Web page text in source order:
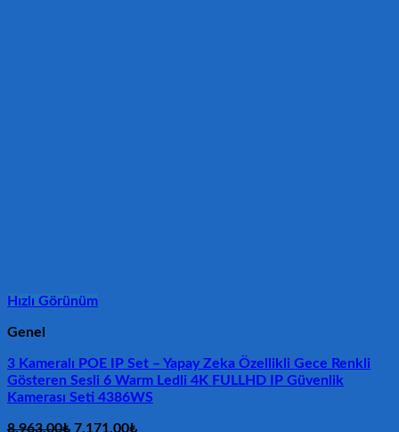
Hızlı Görünüm
Genel
3 Kameralı POE IP Set – Yapay Zeka Özellikli Gece Renkli
Gösteren Sesli 6 Warm Ledli 4K FULLHD IP Güvenlik
Kamerası Seti 4386WS
8.963,00₺ Orijinal
7.171,00₺Şu